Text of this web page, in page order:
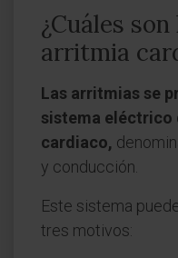
¿Cuáles
arritmia
Las arritmias se
sistema eléctrico
cardiaco,
y conducción.
Este sistema
tres motivos: